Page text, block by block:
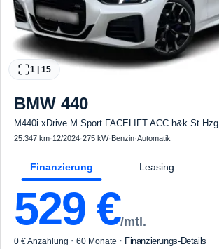
1 | 15
BMW 440
M440i xDrive M Sport FACELIFT ACC h&k St.Hzg
25.347 km· 12/2024·275 kW· Benzin·Automatik
Finanzierung Leasing
529 €/mtl.
0 € Anzahlung · 60 Monate · Finanzierungs-Details